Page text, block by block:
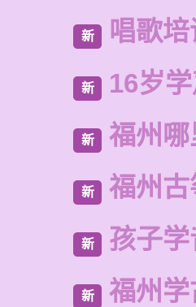
新 唱歌
新 16岁
新 福州
新 福州
新 孩子
新 福州